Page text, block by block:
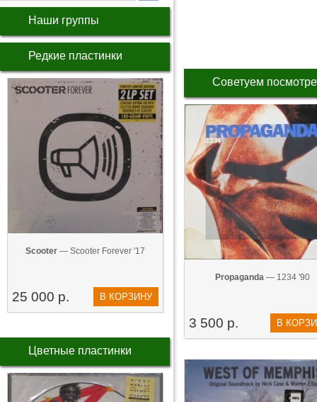
Наши группы
Редкие пластинки
Scooter — Scooter Forever '17
25 000 р. В КОРЗИНУ
Цветные пластинки
Советуем
Propaganda— 1234 '90
3 500 р. В